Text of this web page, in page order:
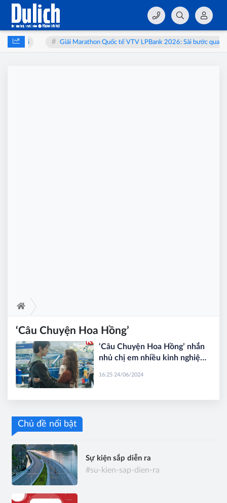
thai Giải Marathon Quốc tế VTV LPBank 2026: Sải bước qua
‘Câu Chuyện Hoa Hồng’
‘Câu Chuyện Hoa Hồng’ nhắn
nhủ chị em nhiều kinh nghiệm
16:25 24/06/2024
Chủ đề nổi bật
Sự kiện sắp diễn ra
#su-kien-sap-dien-ra